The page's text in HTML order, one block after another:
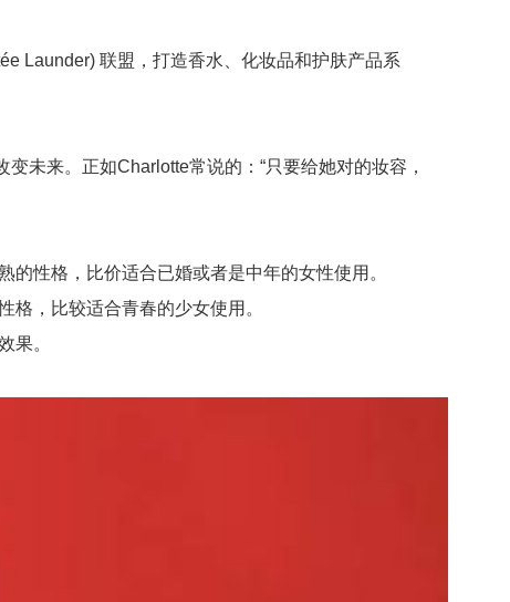
Launder) 联盟，打造香水、化妆品和护肤产品系
来。正如Charlotte常说的：“只要给她对的妆容，
性格，比价适合已婚或者是中年的女性使用。
，比较适合青春的少女使用。
果。